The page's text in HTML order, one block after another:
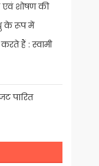
एवं शोषण की
के रूप में
हैं : स्वामी
पारित